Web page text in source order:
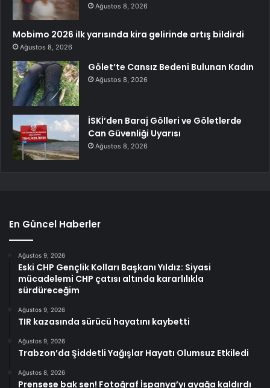
Ağustos 8, 2026
Mobimo 2026 ilk yarısında kira gelirinde artış bildirdi
Ağustos 8, 2026
Gölet’te Cansız Bedeni Bulunan Kadın
Ağustos 8, 2026
İSKİ’den Baraj Gölleri ve Göletlerde
Can Güvenliği Uyarısı
Ağustos 8, 2026
En Güncel Haberler
Ağustos 9, 2026
Eski CHP Gençlik Kolları Başkanı Yıldız: Siyasi
mücadelemi CHP çatısı altında kararlılıkla
sürdüreceğim
Ağustos 9, 2026
TIR kazasında sürücü hayatını kaybetti
Ağustos 9, 2026
Trabzon’da Şiddetli Yağışlar Hayatı Olumsuz Etkiledi
Ağustos 8, 2026
Prensese bak sen! Fotoğraf İspanya’yı ayağa kaldırdı